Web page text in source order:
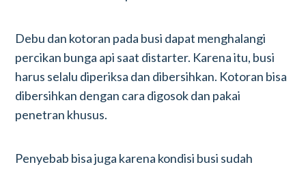
Debu dan kotoran pada busi dapat menghalangi
percikan bunga api saat distarter. Karena itu, busi
harus selalu diperiksa dan dibersihkan. Kotoran bisa
dibersihkan dengan cara digosok dan pakai
penetran khusus.
Penyebab bisa juga karena kondisi busi sudah